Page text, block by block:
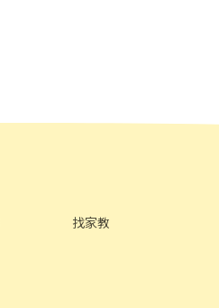
找家教